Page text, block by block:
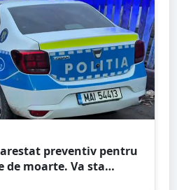
preventiv pentru
moarte. Va sta
după gratii